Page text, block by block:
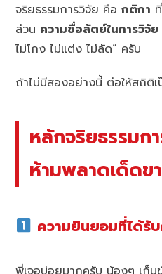
จริยธรรมการวิจัย คือกติกา
ส่วน ความซื่อสัตย์ในการวิจัย
ไม่โกง ไม่แต่ง ไม่ลัด” ครับ
ถ้าไม่มีสองอย่างนี้ ต่อให้สถิติ
หลักจริยธรรมก
ห้ามพลาดเด็ดข
ความยินยอมที่ได้รั